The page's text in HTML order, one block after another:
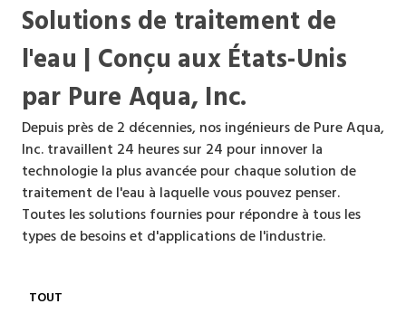
Solutions de traitement de
l'eau | Conçu aux États-Unis
par Pure Aqua, Inc.
Depuis près de 2 décennies, nos ingénieurs de Pure Aqua,
Inc. travaillent 24 heures sur 24 pour innover la
technologie la plus avancée pour chaque solution de
traitement de l'eau à laquelle vous pouvez penser.
Toutes les solutions fournies pour répondre à tous les
types de besoins et d'applications de l'industrie.
TOUT